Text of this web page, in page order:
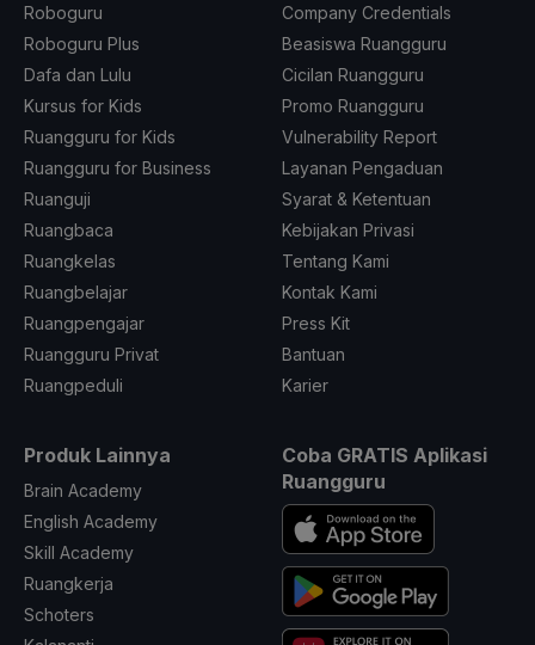
Roboguru
Roboguru Plus
Dafa dan Lulu
Kursus for Kids
Ruangguru for Kids
Ruangguru for Business
Ruanguji
Ruangbaca
Ruangkelas
Ruangbelajar
Ruangpengajar
Ruangguru Privat
Ruangpeduli
Company Credentials
Beasiswa Ruangguru
Cicilan Ruangguru
Promo Ruangguru
Vulnerability Report
Layanan Pengaduan
Syarat & Ketentuan
Kebijakan Privasi
Tentang Kami
Kontak Kami
Press Kit
Bantuan
Karier
Produk Lainnya
Brain Academy
English Academy
Skill Academy
Ruangkerja
Schoters
Coba GRATIS Aplikasi
Ruangguru